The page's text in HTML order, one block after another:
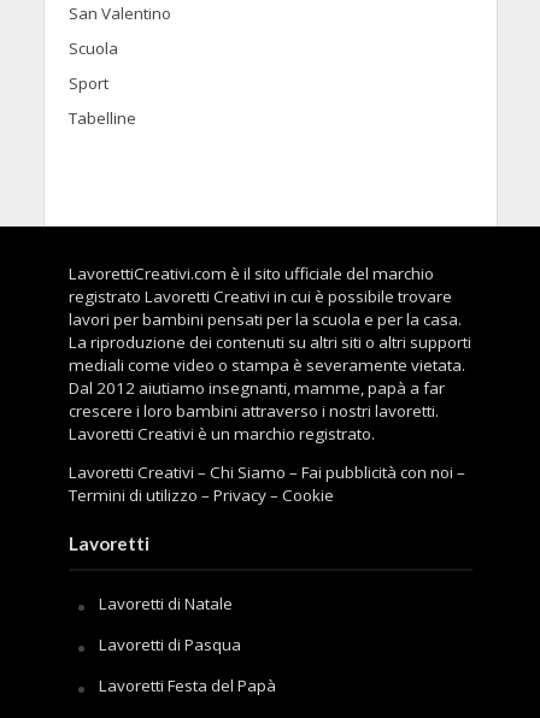
San Valentino
Scuola
Sport
Tabelline
LavorettiCreativi.com è il sito ufficiale del marchio
registrato Lavoretti Creativi in cui è possibile trovare
lavori per bambini pensati per la scuola e per la casa.
La riproduzione dei contenuti su altri siti o altri supporti
mediali come video o stampa è severamente vietata.
Dal 2012 aiutiamo insegnanti, mamme, papà a far
crescere i loro bambini attraverso i nostri lavoretti.
Lavoretti Creativi è un marchio registrato.
Lavoretti Creativi –Chi Siamo –Fai pubblicità con noi –
Termini di utilizzo –Privacy–Cookie
Lavoretti
Lavoretti di Natale
Lavoretti di Pasqua
Lavoretti Festa del Papà